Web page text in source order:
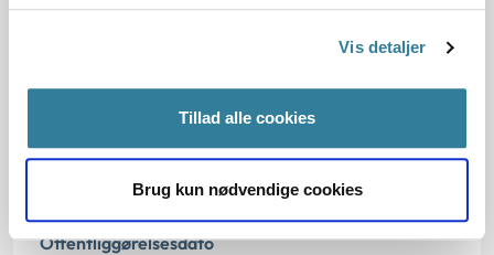
Vis detaljer
Tillad alle cookies
Brug kun nødvendige cookies
Dato for underskrift
Offentliggørelsesdato